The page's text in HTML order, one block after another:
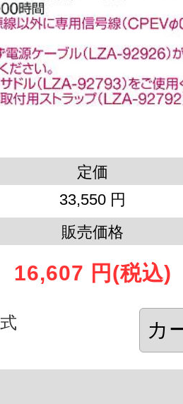
定価
33,550 円
販売価格
16,607 円 (税込)
式